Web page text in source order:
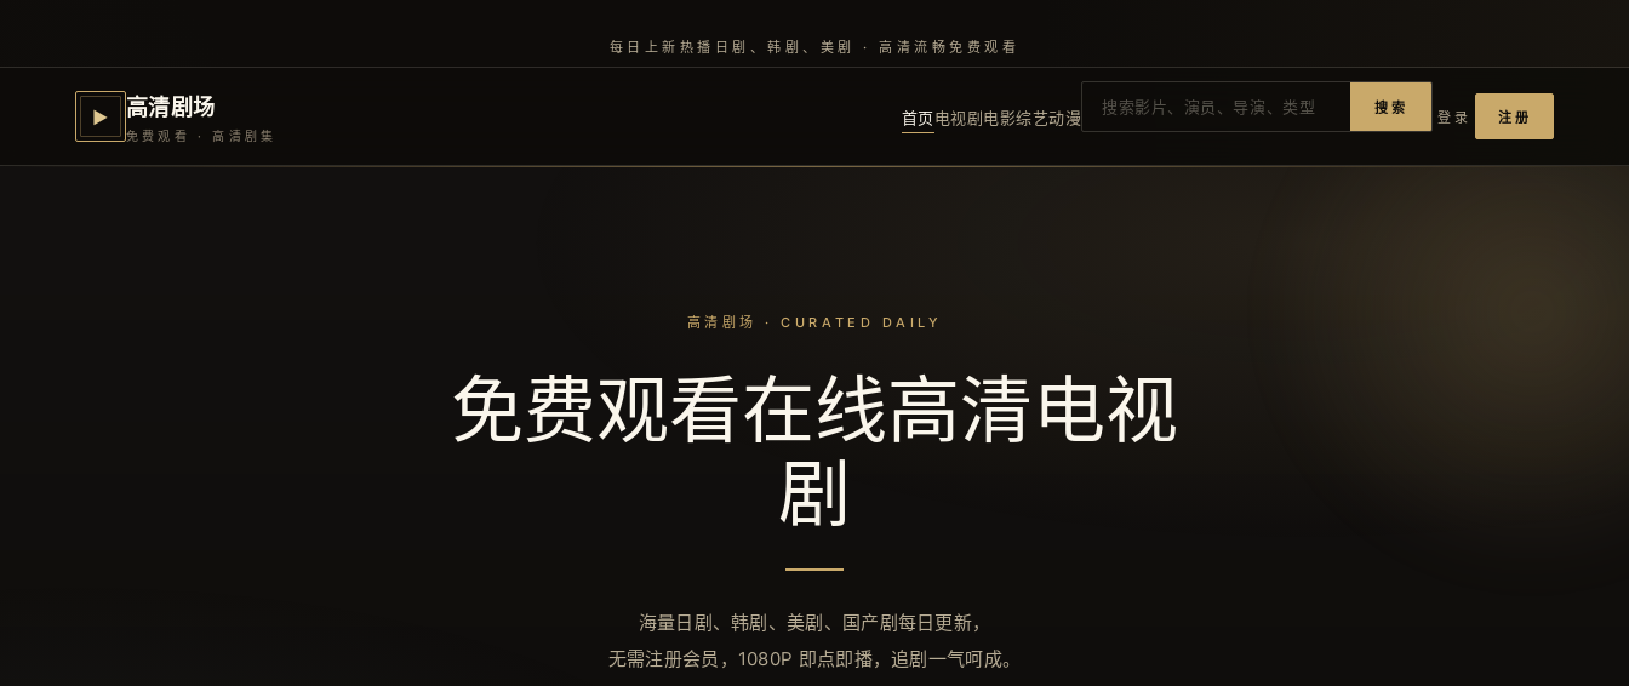
每日上新热播日剧、韩剧、美剧 · 高清流畅免费观看
▶ 高清剧场
免费观看 · 高清剧集
首页电视剧电影综艺动漫 搜索
登录 注册
免费观看在线高清电视
剧
海量日剧、韩剧、美剧、国产剧每日更新，
无需注册会员，1080P 即点即播，追剧一气呵成。